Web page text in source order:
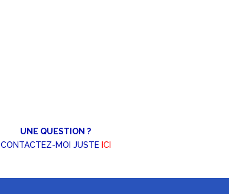
UNE QUESTION ?
CONTACTEZ-MOI JUSTE ICI